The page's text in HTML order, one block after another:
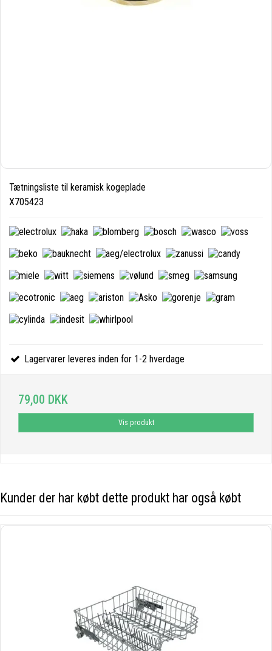
Tætningsliste til keramisk kogeplade
X705423
Lagervarer leveres inden for 1-2 hverdage
79,00 DKK
Vis produkt
Kunder der har købt dette produkt har også købt